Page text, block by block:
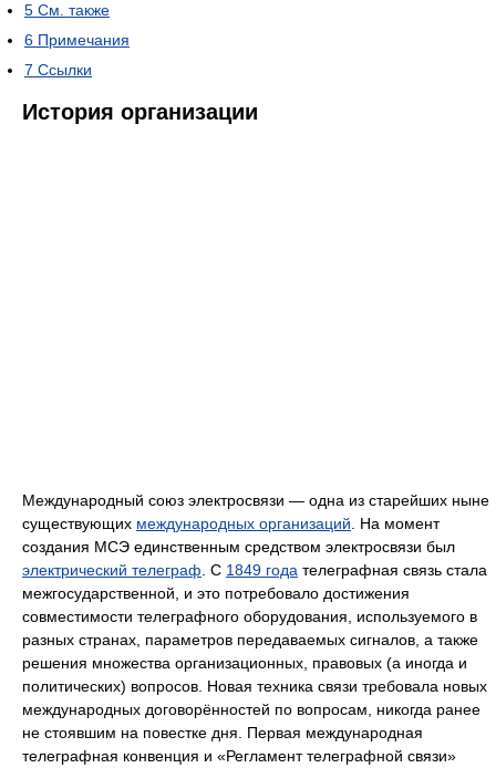
5 См. также
6 Примечания
7 Ссылки
История организации
Международный союз электросвязи — одна из старейших ныне
существующих международных организаций. На момент
создания МСЭ единственным средством электросвязи был
электрический телеграф. С 1849 года телеграфная связь стала
межгосударственной, и это потребовало достижения
совместимости телеграфного оборудования, используемого в
разных странах, параметров передаваемых сигналов, а также
решения множества организационных, правовых (а иногда и
политических) вопросов. Новая техника связи требовала новых
международных договорённостей по вопросам, никогда ранее
не стоявшим на повестке дня. Первая международная
телеграфная конвенция и «Регламент телеграфной связи»